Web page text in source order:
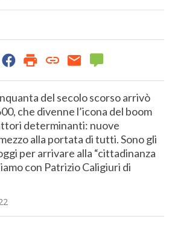
del secolo scorso arrivò
che divenne l’icona del boom
determinanti: nuove
alla portata di tutti. Sono gli
per arrivare alla “cittadinanza
con Patrizio Caligiuri di